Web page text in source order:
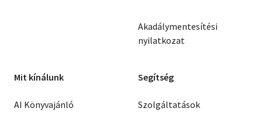
Akadálymentesítési
nyilatkozat
Mit kínálunk
AI Könyvajánló
Segítség
Szolgáltatások